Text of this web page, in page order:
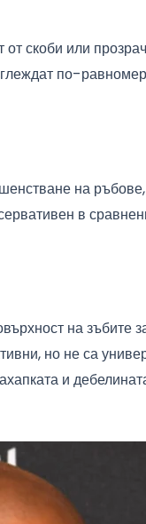
скоби или
по-
на
в
на зъбите
но не са
и